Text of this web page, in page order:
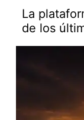
La
de los